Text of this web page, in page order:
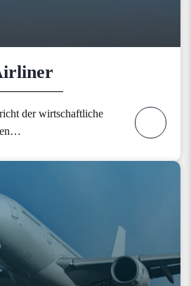
der wirtschaftliche